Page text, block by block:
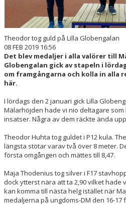
Theodor tog guld på Lilla Globengalan
08 FEB 2019 16:56
Det blev medaljer i alla valörer till
Globengalan gick av stapeln i
om framgångarna och kolla in alla
här.
I lördags den 2 januari gick Lilla
Mälarhöjden hade vi nio deltagare
insatser. Några av dem räckte ända
Theodor Huhta tog guldet i P12 kula.
längsta stötar varav två över 8 meter.
första omgången och mättes till 8,47.
Maja Thodenius tog silver i F17
dock ytterst nära att ta 2,90 vilket hade
kan komma till nästa helg istället när
medaljerna på ungdoms-DM den 16-17